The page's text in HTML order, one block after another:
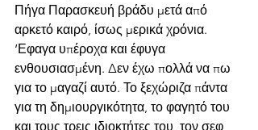
Πήγα Παρασκευή βράδυ μετά από
αρκετό καιρό, ίσως μερικά χρόνια.
‘Εφαγα υπέροχα και έφυγα
ενθουσιασμένη. Δεν έχω πολλά να πω
για το μαγαζί αυτό. Το ξεχώριζα πάντα
για τη δημιουργικότητα, το φαγητό του
και τους τρεις ιδιοκτήτες του, τον σεφ